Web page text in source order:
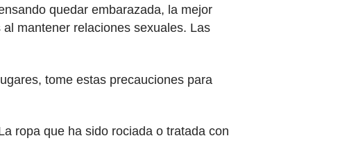
quedar embarazada, la mejor
mantener relaciones sexuales. Las
tome estas precauciones para
ropa que ha sido rociada o tratada con